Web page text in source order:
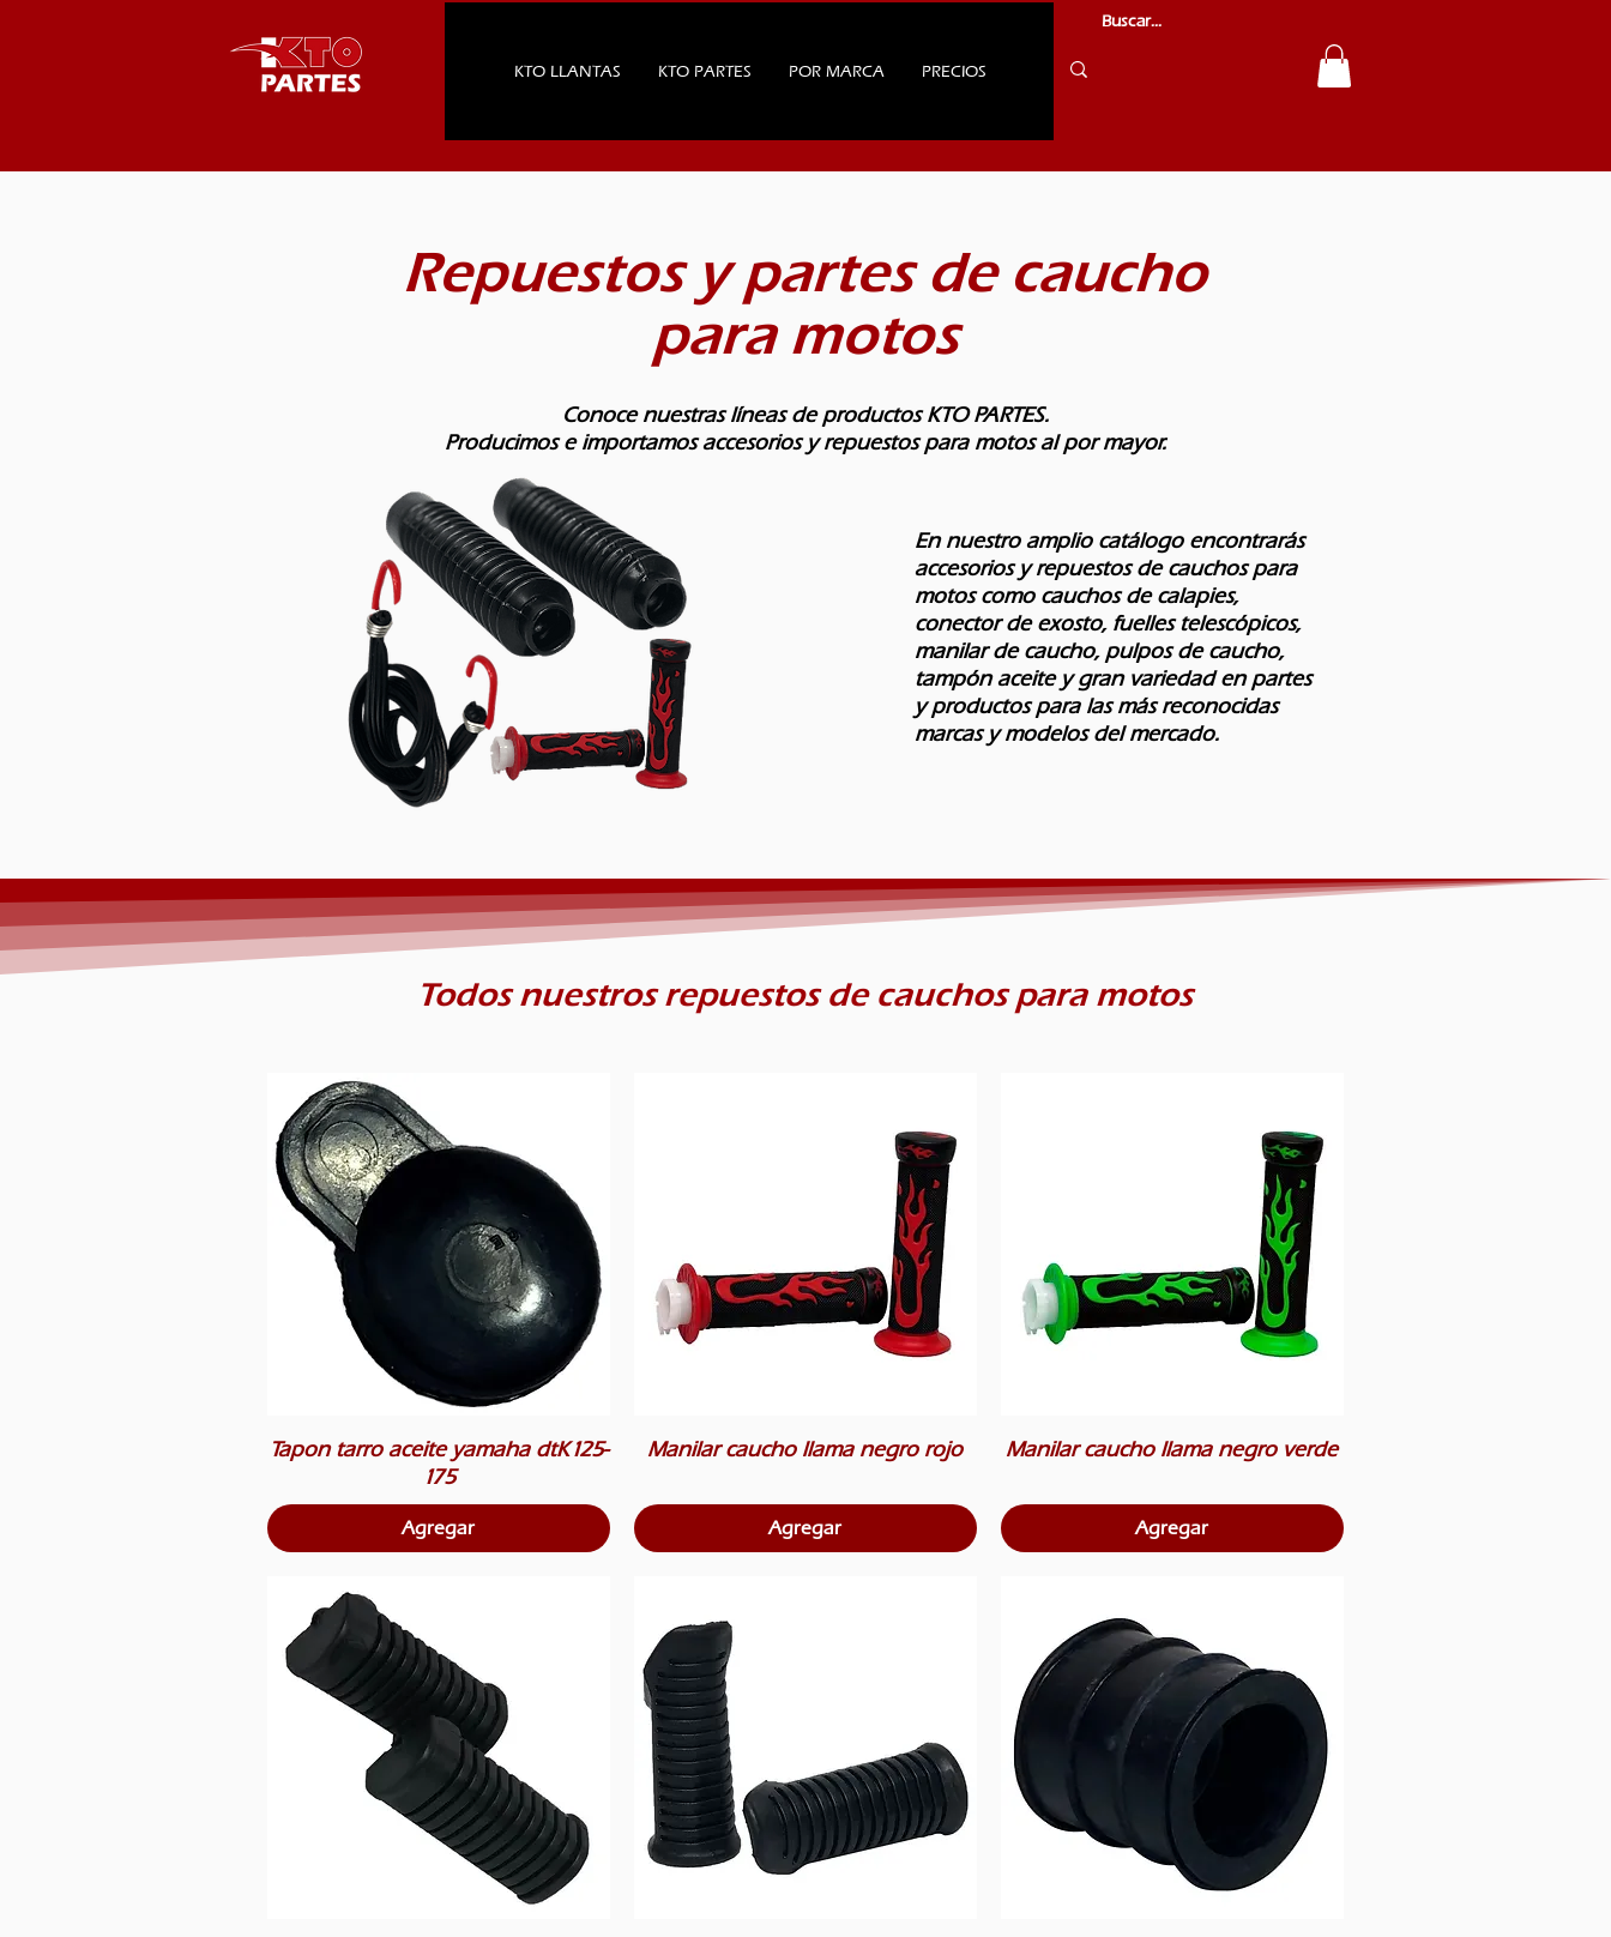
KTO LLANTAS KTO PARTES POR MARCA PRECIOS
Repuestos y partes de caucho
para motos
Conoce nuestras líneas de productos KTO PARTES.
Producimos e importamos accesorios y repuestos para motos al por mayor.
En nuestro amplio catálogo encontrarás
accesorios y repuestos de cauchos para
motos como cauchos de calapies,
conector de exosto, fuelles telescópicos,
manilar de caucho, pulpos de caucho,
tampón aceite y gran variedad en partes
y productos para las más reconocidas
marcas y modelos del mercado.​
Todos nuestros repuestos de cauchos para motos
Tapon tarro aceite yamaha dtK125-
175
Agregar
Manilar caucho llama negro rojo
Agregar
Manilar caucho llama negro verde
Agregar